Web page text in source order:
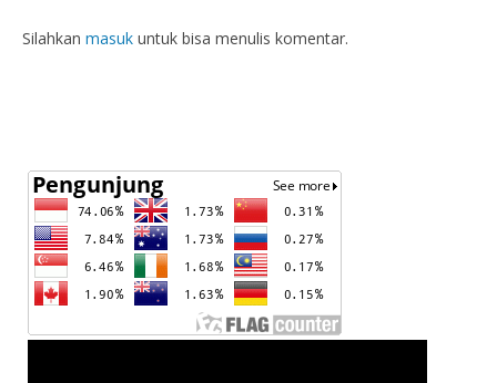
Silahkan masuk untuk bisa menulis komentar.